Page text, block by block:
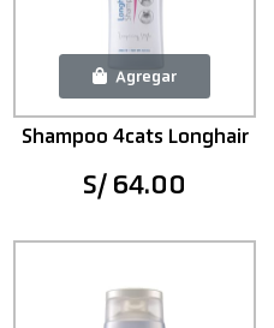
Agregar
Shampoo 4cats Longhair
S/ 64.00